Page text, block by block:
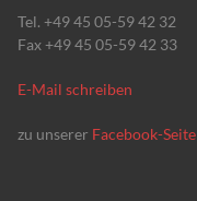
Tel. +49 45 05-59 42 32
Fax +49 45 05-59 42 33
E-Mail schreiben
zu unserer Facebook-Seite